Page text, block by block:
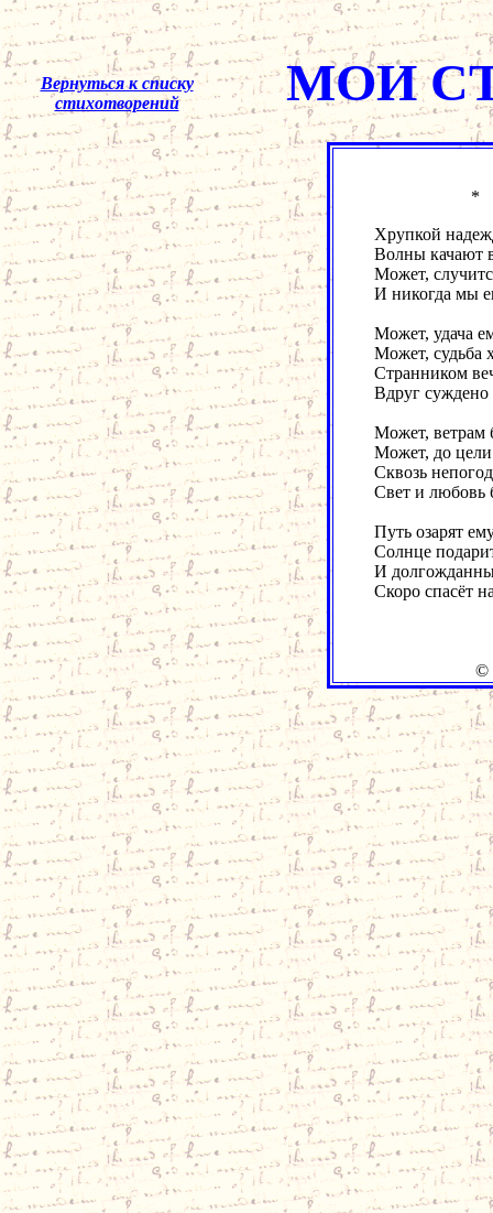
Вернуться к списку
стихотворений
МОИ
Хрупкой
Волны качают
Может,
И никогда мы
Может, удача
Может, судьба
Странником
Вдруг суждено
Может, ветрам
Может, до
Сквозь
Свет и любовь
Путь озарят
Солнце
И
Скоро спасёт
©